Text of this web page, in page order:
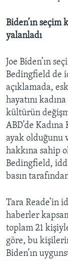
Biden’ın seçim
yalanladı
Joe Biden’ın
Bedingfield de
açıklamada,
hayatını
kültürün
ABD’de Kadına
ayak olduğunu
hakkına sahip
Bedingfield,
basın
Tara Reade’in
haberler
toplam 21
göre, bu
Biden’ın